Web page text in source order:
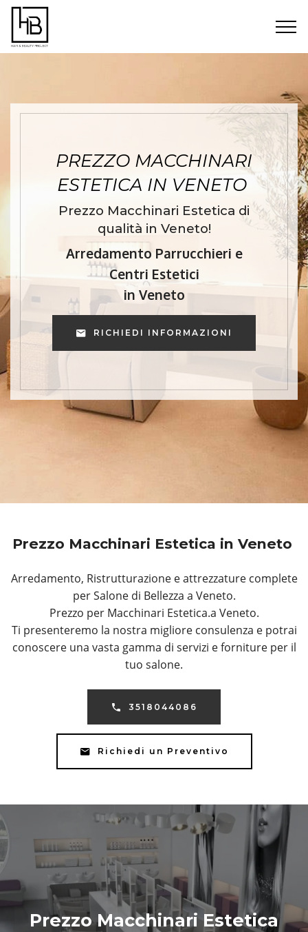
PREZZO MACCHINARI
ESTETICA IN VENETO
Prezzo Macchinari Estetica di
qualità in Veneto!
Arredamento Parrucchieri e
Centri Estetici
in Veneto
RICHIEDI INFORMAZIONI
Prezzo Macchinari Estetica in Veneto
Arredamento, Ristrutturazione e attrezzature complete
per Salone di Bellezza a Veneto.
Prezzo per Macchinari Estetica.a Veneto.
Ti presenteremo la nostra migliore consulenza e potrai
conoscere una vasta gamma di servizi e forniture per il
tuo salone.
3518044086
Richiedi un Preventivo
Prezzo Macchinari Estetica